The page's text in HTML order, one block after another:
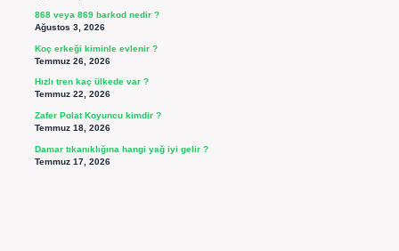
868 veya 869 barkod nedir ?
Ağustos 3, 2026
Koç erkeği kiminle evlenir ?
Temmuz 26, 2026
Hızlı tren kaç ülkede var ?
Temmuz 22, 2026
Zafer Polat Koyuncu kimdir ?
Temmuz 18, 2026
Damar tıkanıklığına hangi yağ iyi gelir ?
Temmuz 17, 2026